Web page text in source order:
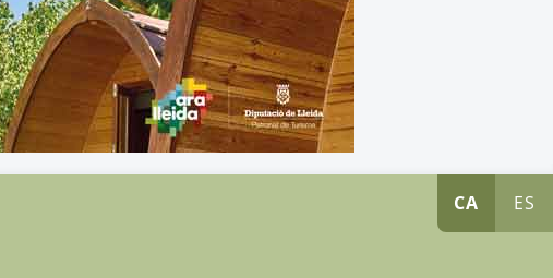
CA ES